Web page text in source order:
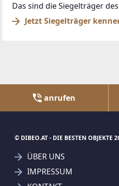
Das sind die Siegelträger
Jetzt Siegelträger
anrufen
© DIBEO.AT - DIE BESTEN OBJEKTE
ÜBER UNS
IMPRESSUM